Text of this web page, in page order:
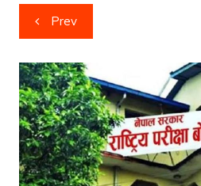
Post
navigation
Prev